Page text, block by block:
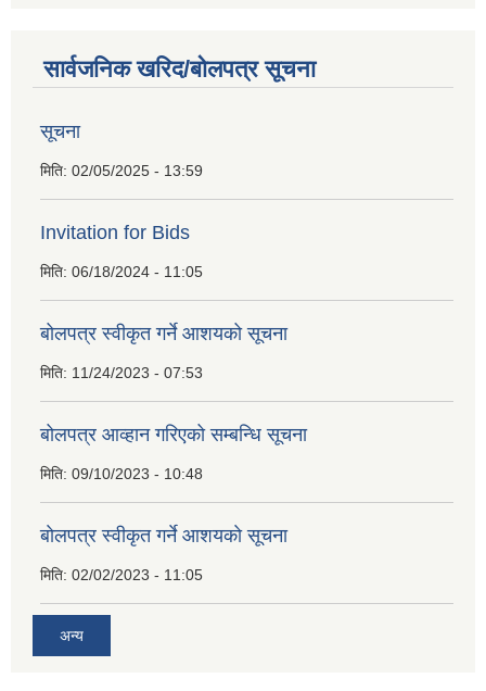
सार्वजनिक खरिद/बोलपत्र सूचना
सूचना
मिति: 02/05/2025 - 13:59
Invitation for Bids
मिति: 06/18/2024 - 11:05
बोलपत्र स्वीकृत गर्ने आशयको सूचना
मिति: 11/24/2023 - 07:53
बोलपत्र आव्हान गरिएको सम्बन्धि सूचना
मिति: 09/10/2023 - 10:48
बाेलपत्र स्वीकृत गर्ने आशयकाे सूचना
मिति: 02/02/2023 - 11:05
अन्य